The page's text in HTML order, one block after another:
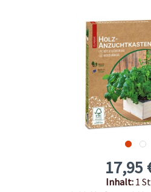
17,95
Inhalt: 1